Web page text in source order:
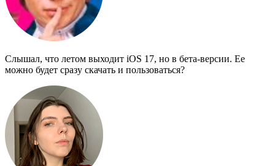
Слышал, что летом выходит iOS 17, но в бета-версии. Ее
можно будет сразу скачать и пользоваться?